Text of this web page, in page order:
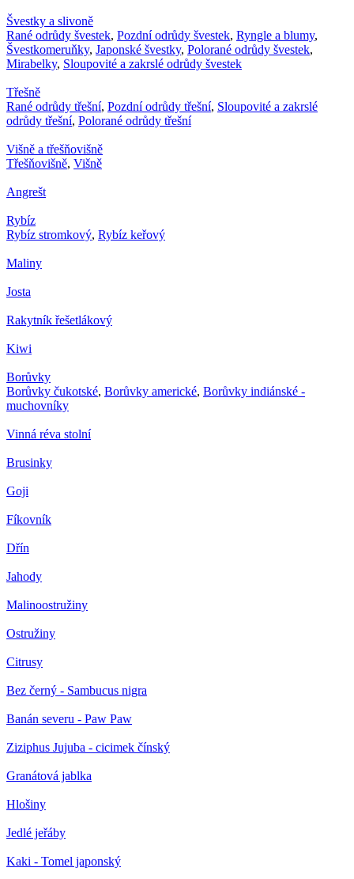
Švestky a slivoně
Rané odrůdy švestek, Pozdní odrůdy švestek, Ryngle a blumy,
Švestkomeruňky, Japonské švestky, Polorané odrůdy švestek,
Mirabelky, Sloupovité a zakrslé odrůdy švestek
Třešně
Rané odrůdy třešní, Pozdní odrůdy třešní, Sloupovité a zakrslé
odrůdy třešní, Polorané odrůdy třešní
Višně a třešňovišně
Třešňovišně, Višně
Angrešt
Rybíz
Rybíz stromkový, Rybíz keřový
Maliny
Josta
Rakytník řešetlákový
Kiwi
Borůvky
Borůvky čukotské, Borůvky americké, Borůvky indiánské -
muchovníky
Vinná réva stolní
Brusinky
Goji
Fíkovník
Dřín
Jahody
Malinoostružiny
Ostružiny
Citrusy
Bez černý - Sambucus nigra
Banán severu - Paw Paw
Ziziphus Jujuba - cicimek čínský
Granátová jablka
Hlošiny
Jedlé jeřáby
Kaki - Tomel japonský